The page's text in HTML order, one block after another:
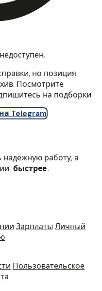
но позиция
Посмотрите
на подборки.
Telegram
работу, а
быстрее.
Зарплаты Личный
Пользовательское